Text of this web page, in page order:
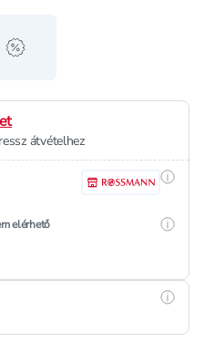
bevásárló listához
alert when on sale
átvételhez
elérhető